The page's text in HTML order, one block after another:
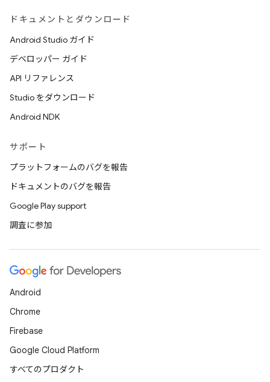
ドキュメントとダウンロード
Android Studio ガイド
デベロッパー ガイド
API リファレンス
Studio をダウンロード
Android NDK
サポート
プラットフォームのバグを報告
ドキュメントのバグを報告
Google Play support
調査に参加
Android
Chrome
Firebase
Google Cloud Platform
すべてのプロダクト